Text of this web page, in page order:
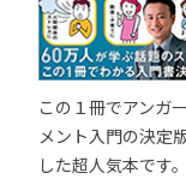
この１冊でアンガ
メント入門の決定
した超人気本です